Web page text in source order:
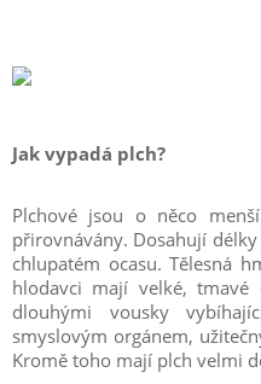
Jak vypadá plch?
Plchové jsou o něco
přirovnávány. Dosahují
chlupatém ocasu. Tělesná
hlodavci mají velké,
dlouhými vousky
smyslovým orgánem,
Kromě toho mají plch velmi